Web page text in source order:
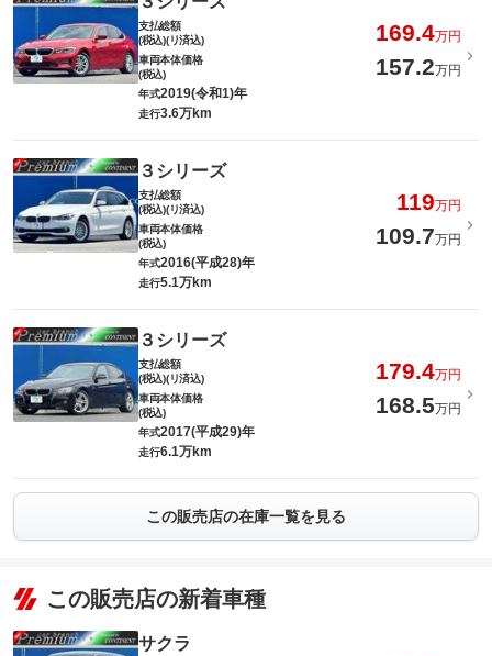
支払総額
(税込)(リ済込)
169.4万円
車両本体価格
(税込)
157.2万円
年式2019(令和1)年
走行3.6万km
３シリーズ
支払総額
(税込)(リ済込)
119万円
車両本体価格
(税込)
109.7万円
年式2016(平成28)年
走行5.1万km
３シリーズ
支払総額
(税込)(リ済込)
179.4万円
車両本体価格
(税込)
168.5万円
年式2017(平成29)年
走行6.1万km
この販売店の在庫一覧を見る
この販売店の新着車種
サクラ